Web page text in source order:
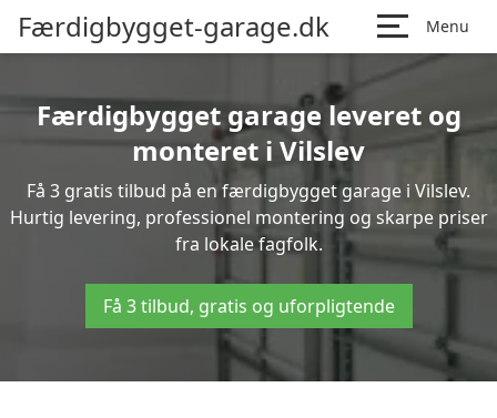
Færdigbygget-garage.dk Menu
Færdigbygget garage leveret og
monteret i Vilslev
Få 3 gratis tilbud på en færdigbygget garage i Vilslev.
Hurtig levering, professionel montering og skarpe priser
fra lokale fagfolk.
Få 3 tilbud, gratis og uforpligtende